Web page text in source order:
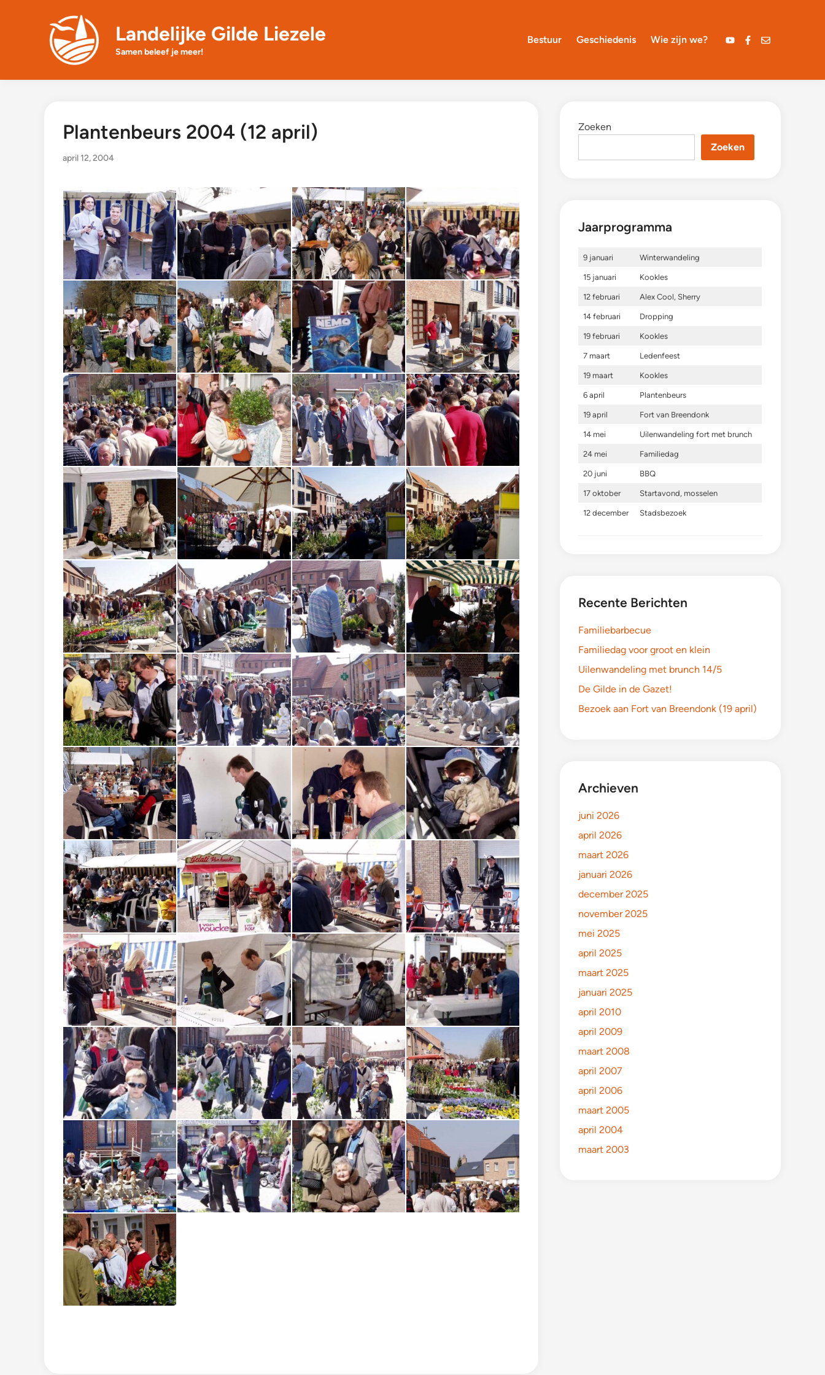
Landelijke Gilde Liezele
Samen beleef je meer!
Bestuur Geschiedenis Wie zijn we?
YouTubeFacebook
Mail
Plantenbeurs 2004 (12 april)
april 12, 2004
Zoeken
Zoeken
Jaarprogramma
9 januari Winterwandeling
15 januari Kookles
12 februari Alex Cool, Sherry
14 februari Dropping
19 februari Kookles
7 maart Ledenfeest
19 maart Kookles
6 april Plantenbeurs
19 april Fort van Breendonk
14 mei Uilenwandeling fort met brunch
24 mei Familiedag
20 juni BBQ
17 oktober Startavond, mosselen
12 december Stadsbezoek
Recente Berichten
Familiebarbecue
Familiedag voor groot en klein
Uilenwandeling met brunch 14/5
De Gilde in de Gazet!
Bezoek aan Fort van Breendonk (19 april)
Archieven
juni 2026
april 2026
maart 2026
januari 2026
december 2025
november 2025
mei 2025
april 2025
maart 2025
januari 2025
april 2010
april 2009
maart 2008
april 2007
april 2006
maart 2005
april 2004
maart 2003